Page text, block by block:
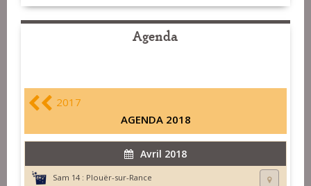
Agenda
2017
AGENDA 2018
Avril 2018
Sam 14 : Plouër-sur-Rance